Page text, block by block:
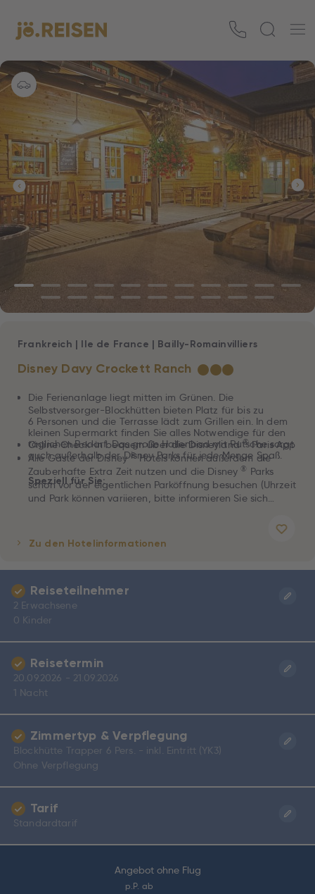
Disney Davy Crockett Ranch ★★★
Frankreich | Ile de France | Bailly-Romainvilliers
Die Ferienanlage liegt mitten im Grünen. Die
Selbstversorger-Blockhütten bieten Platz für bis zu
6 Personen und die Terrasse lädt zum Grillen ein. In dem
kleinen Supermarkt finden Sie alles Notwendige für den
täglichen Bedarf. Das große Hallenbad mit Rutsche sorgt
auch außerhalb der Disney Parks für jede Menge Spaß.
Speziell für Sie:
Online Check-in bequem über die Disneyland®Paris App
Alle Gäste der Disney®Hotels können außerdem die
Zauberhafte Extra Zeit nutzen und die Disney ®
Parks
schon vor der eigentlichen Parköffnung besuchen (Uhrzeit
und Park können variieren, bitte informieren Sie sich
Zu den Hotelinformationen
Angebot ohne Flug
p.P. ab
Reiseteilnehmer
2 Erwachsene
0 Kinder
Reisetermin
20.09.2026 - 21.09.2026
1 Nacht
Zimmertyp & Verpflegung
Blockhütte Trapper 6 Pers. - inkl. Eintritt (YK3)
Ohne Verpflegung
Tarif
Standardtarif